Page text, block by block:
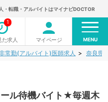
・転職・アルバイトはマイナビDOCTOR
た求人
1
マイページ MENU
常勤(アルバイト)医師求人 奈良県
ール待機バイト★毎週木